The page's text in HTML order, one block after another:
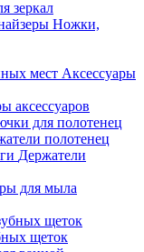
зеркал
Ножки,
Аксессуары
аксессуаров
для полотенец
полотенец
Держатели
для мыла
щеток